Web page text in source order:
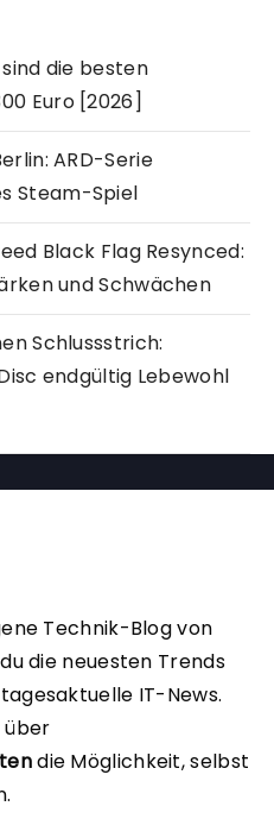
die besten
Euro [2026]
ARD-Serie
Steam-Spiel
Black Flag Resynced:
und Schwächen
Schlussstrich:
endgültig Lebewohl
Technik-Blog von
die neuesten Trends
IT-News.
über
die Möglichkeit, selbst